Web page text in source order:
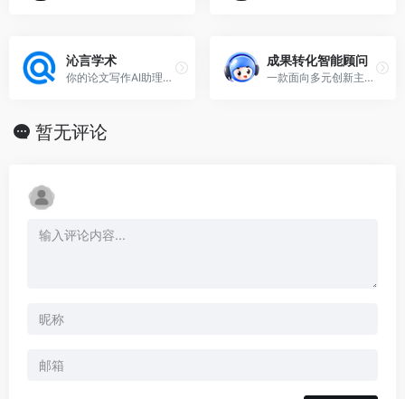
沁言学术
你的论文写作AI助理，永久免费文献管理工具，认准沁言学术
成果转化智能顾问
一款面向多元创新主体、集成多个专业应用的智能体，以让成果转化变得简单起来为理想
暂无评论